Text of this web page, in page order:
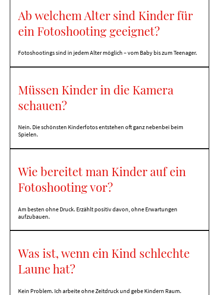
Ab welchem Alter sind Kinder für
ein Fotoshooting geeignet?
Fotoshootings sind in jedem Alter möglich – vom Baby bis zum Teenager.
Müssen Kinder in die Kamera
schauen?
Nein. Die schönsten Kinderfotos entstehen oft ganz nebenbei beim
Spielen.
Wie bereitet man Kinder auf ein
Fotoshooting vor?
Am besten ohne Druck. Erzählt positiv davon, ohne Erwartungen
aufzubauen.
Was ist, wenn ein Kind schlechte
Laune hat?
Kein Problem. Ich arbeite ohne Zeitdruck und gebe Kindern Raum.